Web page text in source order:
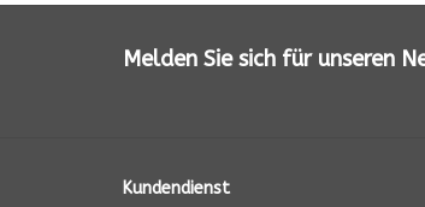
Melden Sie sich für unseren
Kundendienst